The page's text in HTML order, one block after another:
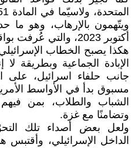
أكتوبر 2023، والتي عُرفت بواقعة طوفان الأقصى.
هكذا يصبح الخطاب
الإبادة الجماعية وبطريقة
جانب حلفاء اسرائيل، على
مسبوق بدأ في الأواسط
الشباب والطلاب، بمن
وتضامنًا مع غزة.
ولعل بعض أصداء تلك
الداخل الإسرائيلي،